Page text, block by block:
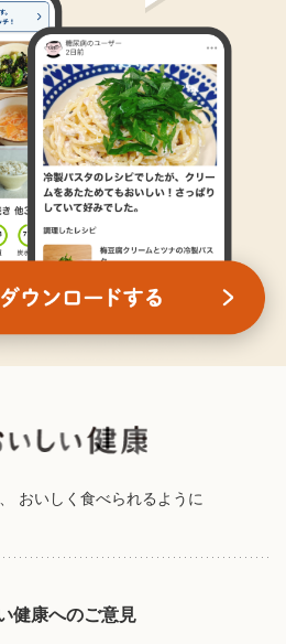
おいしく食べられるように
健康へのご意見